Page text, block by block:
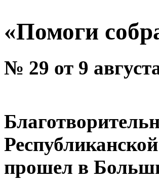
«Помоги
№ 29 от 9
прошел в